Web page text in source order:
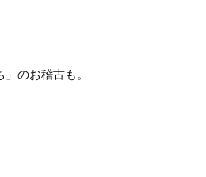
のお稽古も。